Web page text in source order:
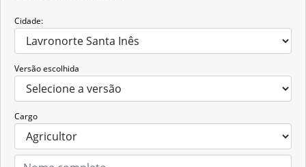
Cidade:
Versão escolhida
Cargo